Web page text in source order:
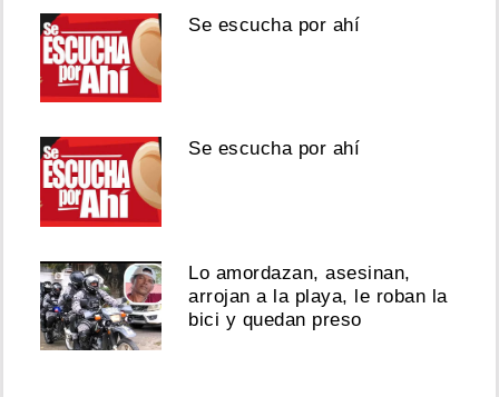
Se escucha por ahí
Se escucha por ahí
Lo amordazan, asesinan,
arrojan a la playa, le roban la
bici y quedan preso